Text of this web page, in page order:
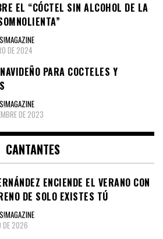
EL “CÓCTEL SIN ALCOHOL DE LA
DE 2024
PARA COCTELES Y
DE 2023
CANTANTES
ENCIENDE EL VERANO CON
DE SOLO EXISTES TÚ
DE 2026